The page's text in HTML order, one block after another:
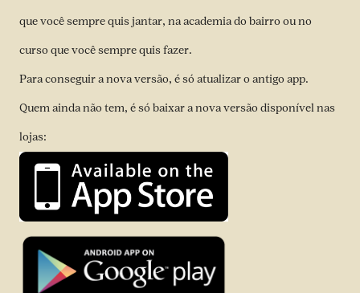
que você sempre quis jantar, na academia do bairro ou no
curso que você sempre quis fazer.
Para conseguir a nova versão, é só atualizar o antigo app.
Quem ainda não tem, é só baixar a nova versão disponível nas
lojas: